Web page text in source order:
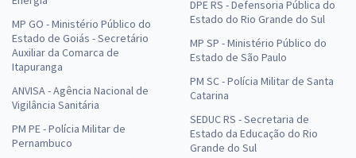
MP GO - Ministério Público do
Estado de Goiás - Secretário
Auxiliar da Comarca de
Itapuranga
ANVISA - Agência Nacional de
Vigilância Sanitária
PM PE - Polícia Militar de
Pernambuco
DPE RS - Defensoria Pública do
Estado do Rio Grande do Sul
MP SP - Ministério Público do
Estado de São Paulo
PM SC - Polícia Militar de Santa
Catarina
SEDUC RS - Secretaria de
Estado da Educação do Rio
Grande do Sul